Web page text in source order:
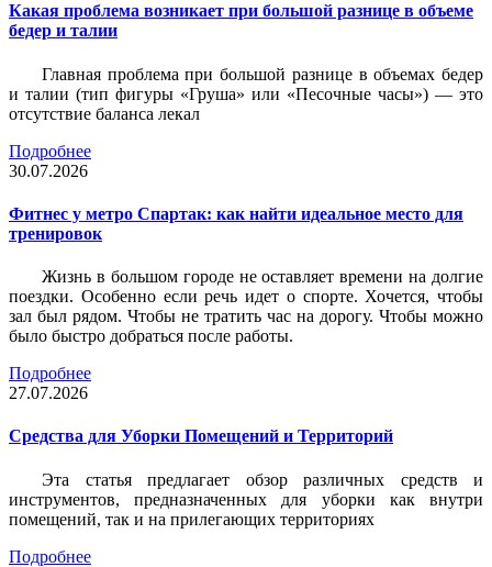
Какая проблема возникает при большой разнице в объеме
бедер и талии
Главная проблема при большой разнице в объемах бедер
и талии (тип фигуры «Груша» или «Песочные часы») — это
отсутствие баланса лекал
Подробнее
30.07.2026
Фитнес у метро Спартак: как найти идеальное место для
тренировок
Жизнь в большом городе не оставляет времени на долгие
поездки. Особенно если речь идет о спорте. Хочется, чтобы
зал был рядом. Чтобы не тратить час на дорогу. Чтобы можно
было быстро добраться после работы.
Подробнее
27.07.2026
Средства для Уборки Помещений и Территорий
Эта статья предлагает обзор различных средств и
инструментов, предназначенных для уборки как внутри
помещений, так и на прилегающих территориях
Подробнее